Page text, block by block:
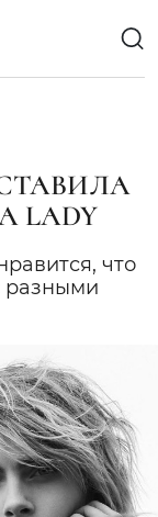
LADY
что
разными